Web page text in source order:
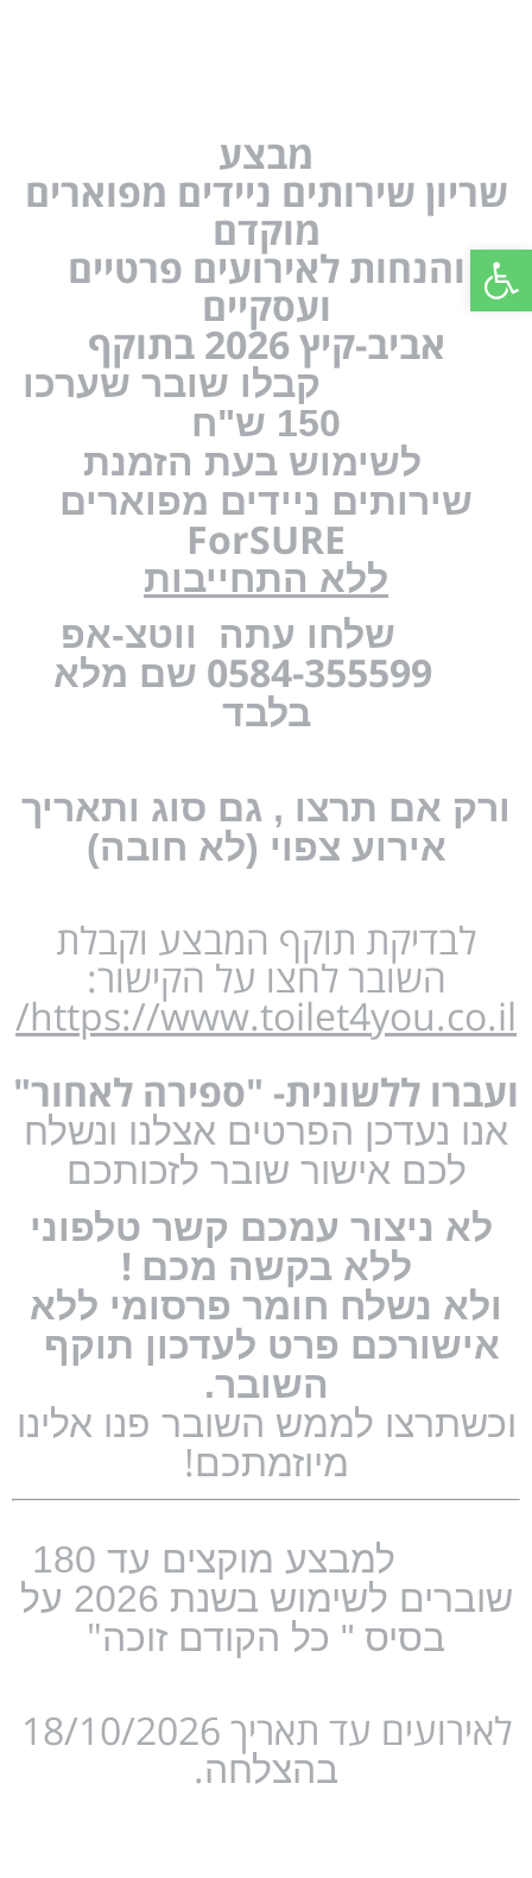
פתח סרגל נגישות
מבצע
שריון שירותים ניידים מפוארים
מוקדם
והנחות לאירועים פרטיים
ועסקיים
אביב-קיץ 2026 בתוקף
קבלו שובר שערכו
150 ש"ח
לשימוש בעת הזמנת
שירותים ניידים מפוארים
ForSURE
ללא התחייבות
שלחו עתה ווטצ-אפ
0584-355599 שם מלא
בלבד
ורק אם תרצו , גם סוג ותאריך
אירוע צפוי (לא חובה)
לבדיקת תוקף המבצע וקבלת
השובר לחצו על הקישור:
https://www.toilet4you.co.il/
ועברו ללשונית- "ספירה לאחור"
אנו נעדכן הפרטים אצלנו ונשלח
לכם אישור שובר לזכותכם
לא ניצור עמכם קשר טלפוני
ללא בקשה מכם !
ולא נשלח חומר פרסומי ללא
אישורכם פרט לעדכון תוקף
השובר.
וכשתרצו לממש השובר פנו אלינו
מיוזמתכם!
למבצע מוקצים עד 180
שוברים לשימוש בשנת 2026 על
בסיס " כל הקודם זוכה"
לאירועים עד תאריך 18/10/2026
בהצלחה.